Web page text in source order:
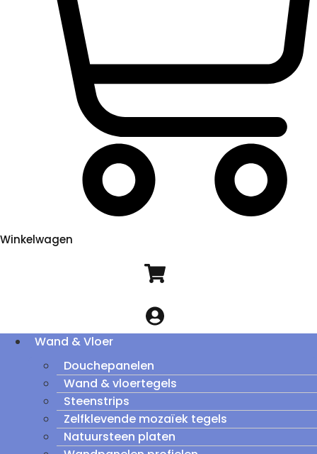
Winkelwagen
Wand & Vloer
Douchepanelen
Wand & vloertegels
Steenstrips
Zelfklevende mozaïek tegels
Natuursteen platen